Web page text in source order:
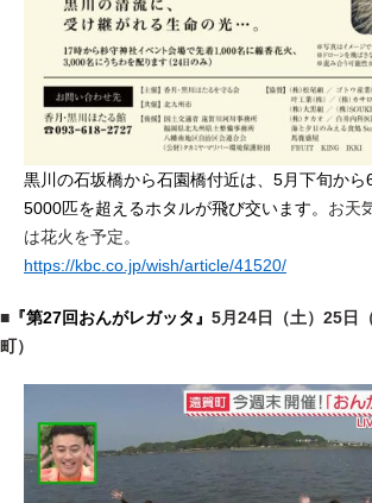
黒川の石坂橋から石園橋付近は、5月下旬から
5000匹を超えるホタルが飛び交います。 お天
は花火を予定。
https://kbc.co.jp/wish/article/41520/
■ 『第27回おんがレガッタ』 5月24日（土）25日
町）